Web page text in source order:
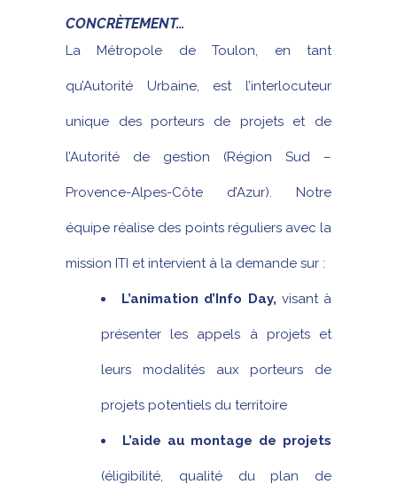
CONCRÈTEMENT…
La Métropole de Toulon, en tant
qu’Autorité Urbaine, est l’interlocuteur
unique des porteurs de projets et de
l’Autorité de gestion (Région Sud –
Provence-Alpes-Côte d’Azur). Notre
équipe réalise des points réguliers avec la
mission ITI et intervient à la demande sur :
L’animation d’Info Day, visant à
présenter les appels à projets et
leurs modalités aux porteurs de
projets potentiels du territoire
L’aide au montage de projets
(éligibilité, qualité du plan de